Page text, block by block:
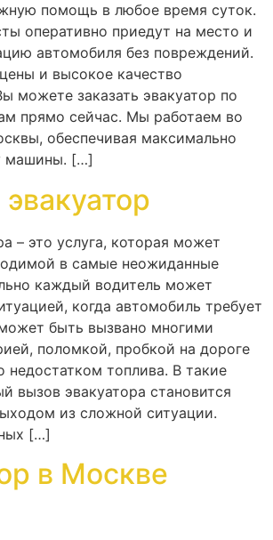
помощь в любое время суток.
оперативно приедут на место и
автомобиля без повреждений.
и высокое качество
можете заказать эвакуатор по
прямо сейчас. Мы работаем во
обеспечивая максимально
машины. […]
– это услуга, которая может
в самые неожиданные
каждый водитель может
когда автомобиль требует
быть вызвано многими
поломкой, пробкой на дороге
недостатком топлива. В такие
вызов эвакуатора становится
из сложной ситуации.
[…]
в Москве